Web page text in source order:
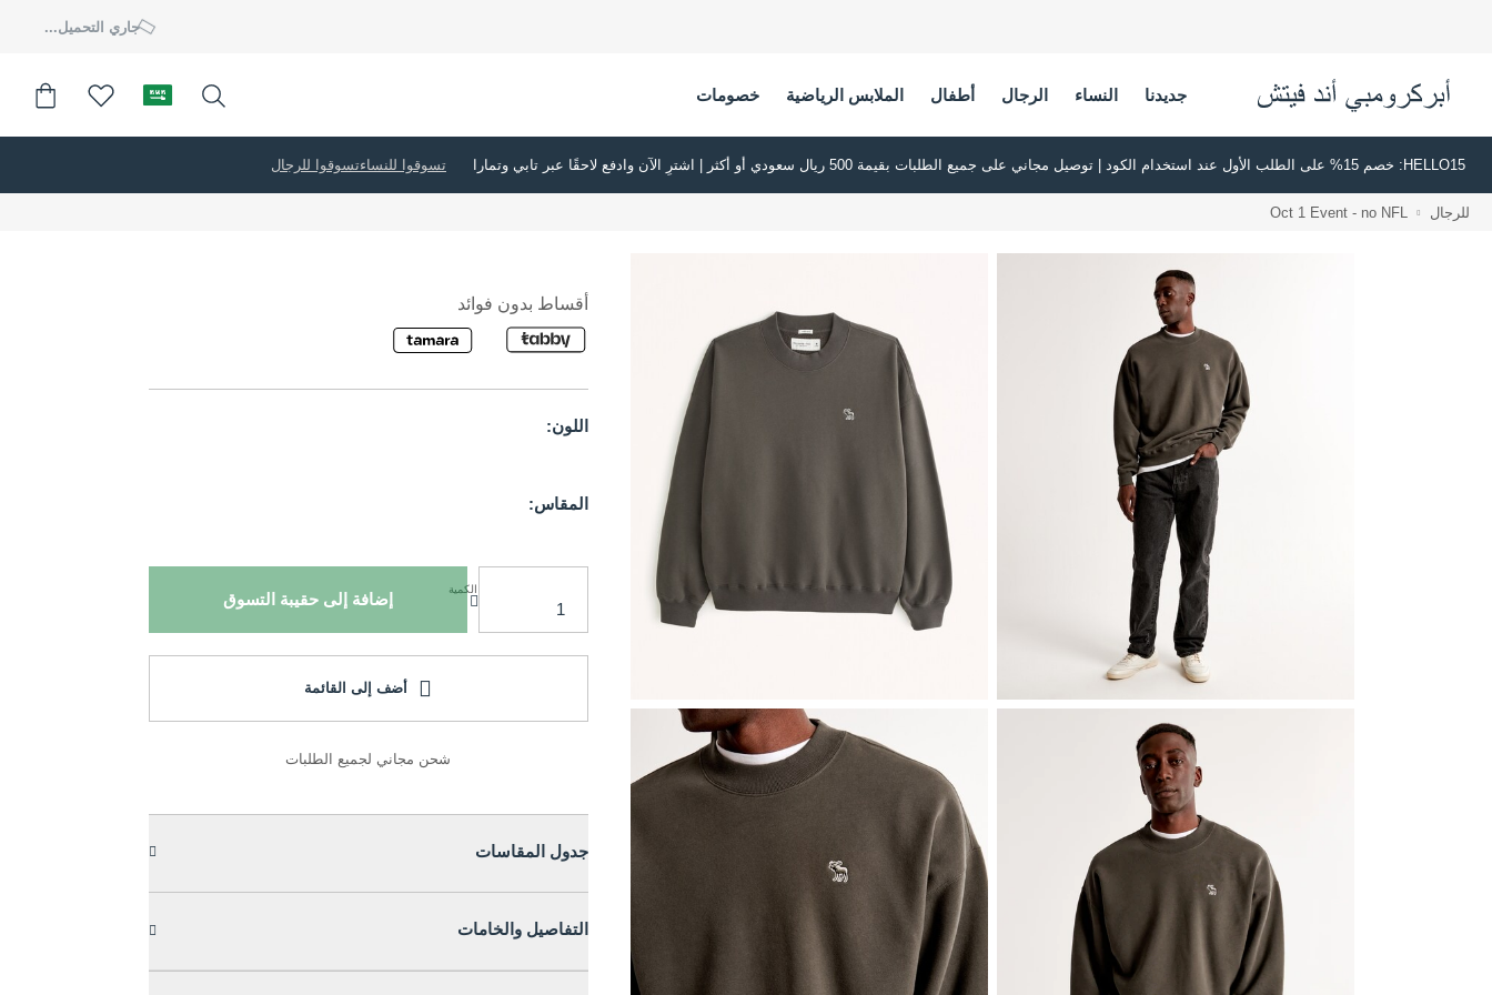
جاري التحميل...
جديدنا النساء الرجال أطفال الملابس الرياضية خصومات
HELLO15: خصم 15% على الطلب الأول عند استخدام الكود | توصيل مجاني على جميع الطلبات بقيمة 500 ريال سعودي أو أكثر | اشترِ الآن وادفع لاحقًا عبر تابي وتمارا تسوقوا للنساءتسوقوا للرجال
للرجال Oct 1 Event - no NFL
أقساط بدون فوائد
اللون:
المقاس:
الكمية
إضافة إلى حقيبة التسوق
أضف إلى القائمة
شحن مجاني لجميع الطلبات
جدول المقاسات
التفاصيل والخامات